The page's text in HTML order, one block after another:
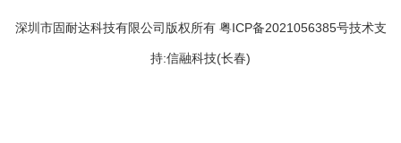
深圳市固耐达科技有限公司版权所有 粤ICP备2021056385号技术支
持:信融科技(长春)